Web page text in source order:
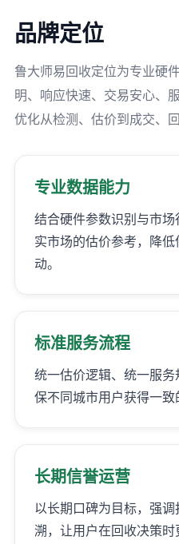
品牌定位
鲁大师易回收定位为专业硬
明、响应快速、交易安心、
优化从检测、估价到成交、
专业数据能力
结合硬件参数识别与市
实市场的估价参考，降
动。
标准服务流程
统一估价逻辑、统一服
保不同城市用户获得一致
长期信誉运营
以长期口碑为目标，强
溯，让用户在回收决策时